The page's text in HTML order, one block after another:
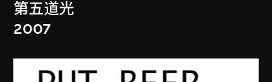
第五道光
2007